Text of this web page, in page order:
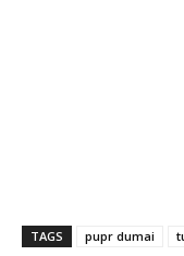
TAGS pupr dumai